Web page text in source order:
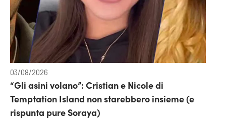
03/08/2026
“Gli asini volano”: Cristian e Nicole di
Temptation Island non starebbero insieme (e
rispunta pure Soraya)